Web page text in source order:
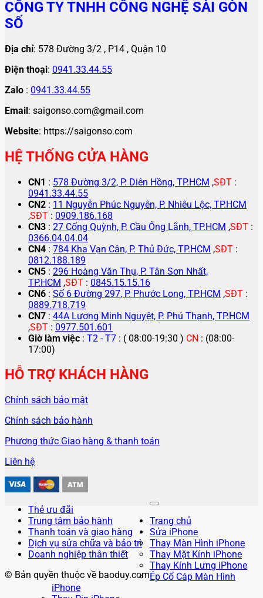
CÔNG TY TNHH CÔNG NGHỆ SÀI GÒN
SỐ
Địa chỉ: 578 Đường 3/2 , P14 , Quận 10
Điện thoại: 0941.33.44.55
Zalo : 0941.33.44.55
Email: saigonso.com@gmail.com
Website: https://saigonso.com
HỆ THỐNG CỬA HÀNG
CN1 : 578 Đường 3/2, P. Diên Hồng, TP.HCM ,SĐT :
0941.33.44.55
CN2 : 11 Nguyễn Phúc Nguyên, P. Nhiêu Lộc, TP.HCM
,SĐT : 0909.186.168
CN3 : 27 Cống Quỳnh, P. Cầu Ông Lãnh, TP.HCM ,SĐT :
0366.04.04.04
CN4 : 784 Kha Vạn Cân, P. Thủ Đức, TP.HCM ,SĐT :
0812.188.189
CN5 : 296 Hoàng Văn Thụ, P. Tân Sơn Nhất,
TP.HCM ,SĐT : 0845.15.15.16
CN6 : Số 6 Đường 297, P. Phước Long, TP.HCM ,SĐT :
0889.718.719
CN7 : 44A Lương Minh Nguyệt, P. Phú Thạnh, TP.HCM
,SĐT : 0977.501.601
Giờ làm việc : T2 - T7 : ( 08:00-19:30 ) CN : (08:00-
17:00)
HỖ TRỢ KHÁCH HÀNG
Chính sách bảo mật
Chính sách bảo hành
Phương thức Giao hàng & thanh toán
Liên hệ
Thẻ ưu đãi
Trung tâm bảo hành
Thanh toán và giao hàng
Dịch vụ sửa chữa và bảo trì
Doanh nghiệp thân thiết
© Bản quyền thuộc về baoduy.com
Trang chủ
Sửa iPhone
Thay Màn Hình iPhone
Thay Mặt Kính iPhone
Thay Kính Lưng iPhone
Ép Cổ Cáp Màn Hình
iPhone